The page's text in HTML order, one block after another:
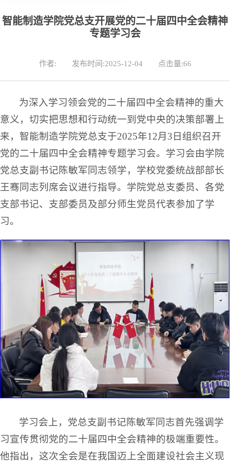
智能制造学院党总支开展党的二十届四中全会精神
专题学习会
作者: 发布时间:2025-12-04 点击量:66
为深入学习领会党的二十届四中全会精神的重大
意义，切实把思想和行动统一到党中央的决策部署上
来，智能制造学院党总支于2025年12月3日组织召开
党的二十届四中全会精神专题学习会。学习会由学院
党总支副书记陈敏军同志领学，学校党委统战部部长
王骞同志列席会议进行指导。学院党总支委员、各党
支部书记、支部委员及部分师生党员代表参加了学
习。
学习会上，党总支副书记陈敏军同志首先强调学
习宣传贯彻党的二十届四中全会精神的极端重要性。
他指出，这次全会是在我国迈上全面建设社会主义现